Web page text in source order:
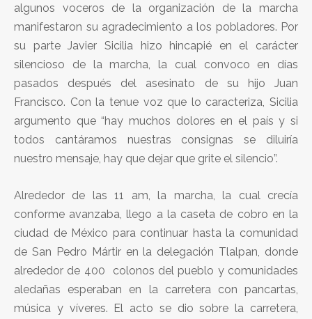
algunos voceros de la organización de la marcha
manifestaron su agradecimiento a los pobladores. Por
su parte Javier Sicilia hizo hincapié en el carácter
silencioso de la marcha, la cual convoco en días
pasados después del asesinato de su hijo Juan
Francisco. Con la tenue voz que lo caracteriza, Sicilia
argumento que “hay muchos dolores en el país y si
todos cantáramos nuestras consignas se diluiría
nuestro mensaje, hay que dejar que grite el silencio”.
Alrededor de las 11 am, la marcha, la cual crecía
conforme avanzaba, llego a la caseta de cobro en la
ciudad de México para continuar hasta la comunidad
de San Pedro Mártir en la delegación Tlalpan, donde
alrededor de 400 colonos del pueblo y comunidades
aledañas esperaban en la carretera con pancartas,
música y víveres. El acto se dio sobre la carretera,